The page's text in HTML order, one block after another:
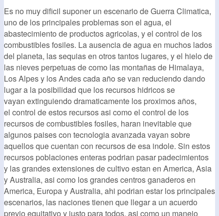
Es no muy dificil suponer un escenario de Guerra Climatica,
uno de los principales problemas son el agua, el
abastecimiento de productos agricolas, y el control de los
combustibles fosiles. La ausencia de agua en muchos lados
del planeta, las sequias en otros tantos lugares, y el hielo de
las nieves perpetuas de como las montañas de Himalaya,
Los Alpes y los Andes cada año se van reduciendo dando
lugar a la posibilidad que los recursos hidricos se
vayan extinguiendo dramaticamente los proximos años,
el control de estos recursos asi como el control de los
recursos de combustibles fosiles, haran inevitable que
algunos paises con tecnologia avanzada vayan sobre
aquellos que cuentan con recursos de esa indole. Sin estos
recursos poblaciones enteras podrian pasar padecimientos
y las grandes extensiones de cultivo estan en America, Asia
y Australia, asi como los grandes centros ganaderos en
America, Europa y Australia, ahi podrian estar los principales
escenarios, las naciones tienen que llegar a un acuerdo
previo equitativo y justo para todos, asi como un manejo